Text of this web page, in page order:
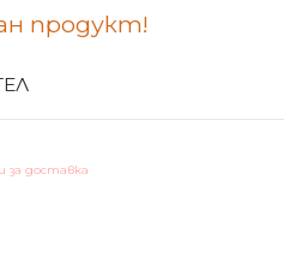
продукт!
за доставка